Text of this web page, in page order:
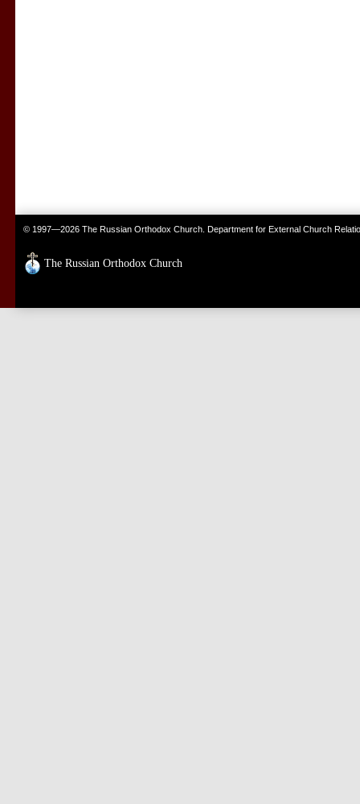
© 1997—2026 The Russian Orthodox Church. Department for External Church
The Russian Orthodox Church